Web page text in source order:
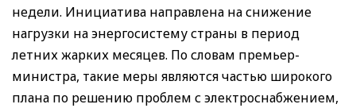
недели. Инициатива направлена на снижение
нагрузки на энергосистему страны в период
летних жарких месяцев. По словам премьер-
министра, такие меры являются частью широкого
плана по решению проблем с электроснабжением,